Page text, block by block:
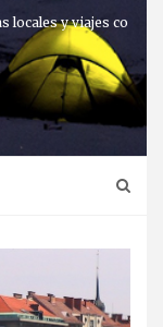
locales y viajes co